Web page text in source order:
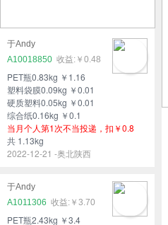
于Andy
A10018850
￥0.48
PET瓶0.83kg ￥1.16
塑料袋膜0.09kg ￥0.01
硬质塑料0.05kg ￥0.01
综合纸0.16kg ￥0.1
当月个人第1次不当投递，扣￥0.8
共 1.13kg
2022-12-21 -奥北陕西
于Andy
A1011306
￥3.70
PET瓶2.43kg ￥3.4